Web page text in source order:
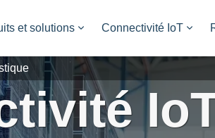
et solutions Connectivité IoT